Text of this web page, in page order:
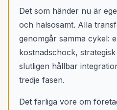
Det som händer nu är
och hälsosamt. Alla
genomgår samma cykel:
kostnadschock,
slutligen hållbar
tredje fasen.
Det farliga vore om